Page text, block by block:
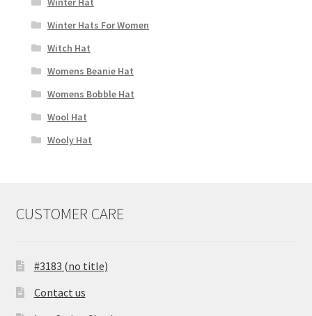
Winter Hats For Women
Witch Hat
Womens Beanie Hat
Womens Bobble Hat
Wool Hat
Wooly Hat
CUSTOMER CARE
#3183 (no title)
Contact us